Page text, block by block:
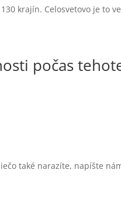
krajín. Celosvetovo je to
počas
také narazíte, napíšte